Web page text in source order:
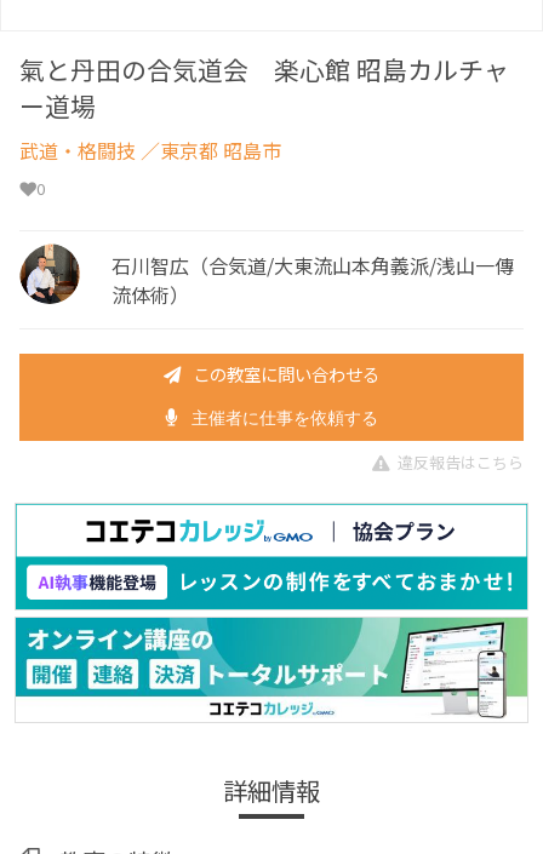
氣と丹田の合気道会 楽心館 昭島カルチャ
ー道場
武道・格闘技 ／東京都 昭島市
0
石川智広（合気道/大東流山本角義派/浅山一傳
流体術）
この教室に問い合わせる
主催者に仕事を依頼する
違反報告はこちら
詳細情報